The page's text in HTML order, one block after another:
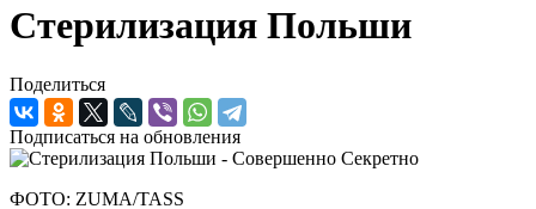
Стерилизация Польши
Поделиться
Подписаться на обновления
ФОТО: ZUMA/TASS